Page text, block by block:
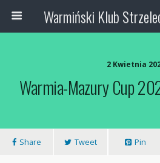
2 Kwietnia
Warmia-Mazury Cup
Share Tweet Pin